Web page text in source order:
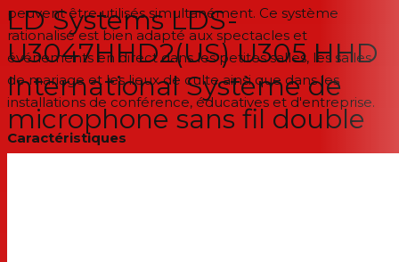
peuvent être utilisés simultanément. Ce système
rationalisé est bien adapté aux spectacles et
événements en direct dans les petites salles, les salles
de mariage et les lieux de culte ainsi que dans les
installations de conférence, éducatives et d'entreprise.
Caractéristiques
LD Systems LDS-
U3047HHD2(US) U305 HHD
International Système de
microphone sans fil double